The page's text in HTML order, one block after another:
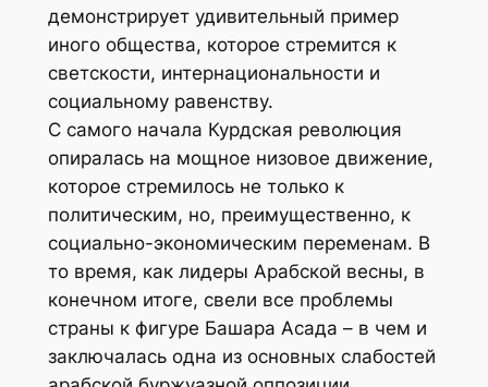
демонстрирует удивительный пример
иного общества, которое стремится к
светскости, интернациональности и
социальному равенству.
С самого начала Курдская революция
опиралась на мощное низовое движение,
которое стремилось не только к
политическим, но, преимущественно, к
социально-экономическим переменам. В
то время, как лидеры Арабской весны, в
конечном итоге, свели все проблемы
страны к фигуре Башара Асада – в чем и
заключалась одна из основных слабостей